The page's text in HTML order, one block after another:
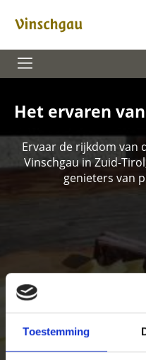
Toestemming
Het ervaren
Ervaar de rijkdom van
Vinschgau in Zuid-
genieters van